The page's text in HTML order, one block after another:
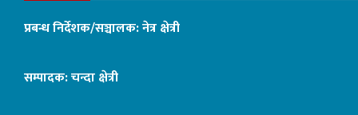
प्रबन्ध निर्देशक/सञ्चालक: नेत्र क्षेत्री
सम्पादक: चन्दा क्षेत्री